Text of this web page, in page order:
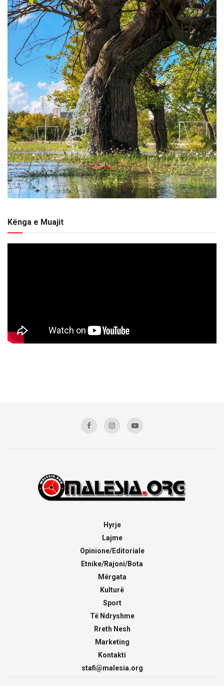
Kënga e Muajit
Hyrje
Lajme
Opinione/Editoriale
Etnike/Rajoni/Bota
Mërgata
Kulturë
Sport
Të Ndryshme
Rreth Nesh
Marketing
Kontakti
stafi@malesia.org